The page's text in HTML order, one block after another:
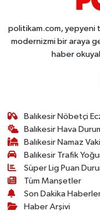
politikam.com, yepyeni
modernizmi bir araya
haber
Balıkesir Nöbetçi
Balıkesir Hava
Balıkesir Namaz
Balıkesir Trafik
Süper Lig Puan
Tüm Manşetler
Son Dakika
Haber Arşivi